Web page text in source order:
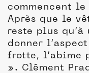
commencent le
Après que le
reste plus
donner
frotte, l’abime
». Clément